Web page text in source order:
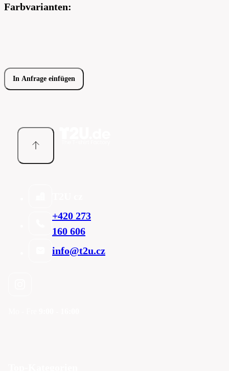
Farbvarianten:
In Anfrage einfügen
+420 273
160 606
info@t2u.cz